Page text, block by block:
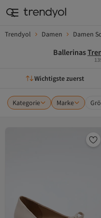
Trendyol Damen Damen
Ballerinas
Wichtigste zuerst
Kategorie Marke